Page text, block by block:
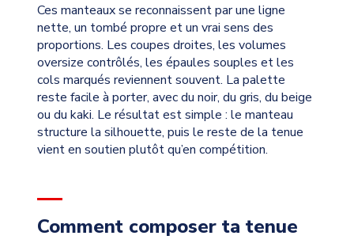
Ces manteaux se reconnaissent par une ligne
nette, un tombé propre et un vrai sens des
proportions. Les coupes droites, les volumes
oversize contrôlés, les épaules souples et les
cols marqués reviennent souvent. La palette
reste facile à porter, avec du noir, du gris, du beige
ou du kaki. Le résultat est simple : le manteau
structure la silhouette, puis le reste de la tenue
vient en soutien plutôt qu’en compétition.
Comment composer ta tenue